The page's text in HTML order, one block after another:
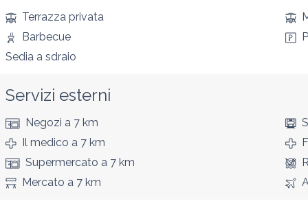
Terrazza privata
Barbecue
Sedia a sdraio
Servizi esterni
Negozi a 7 km
Il medico a 7 km
Supermercato a 7 km
Mercato a 7 km